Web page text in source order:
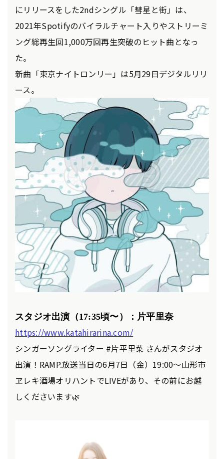
にリリースをした2ndシングル「彗星と街」は、
2021年Spotifyのバイラルチャート入りやストリーミ
ング総再生回1,000万回再生突破のヒット曲となっ
た。
新曲「東京ナイトロンリー」は5月29日デジタルリリ
ース。
スタジオ出演（17:35頃〜）：片平里奈
https://www.katahirarina.com/
シンガーソングライター #片平里菜 さんがスタジオ
出演！RAMP.放送当日の6月7日（金）19:00〜山形市
ヱレキ酒場オリハントでLIVEがあり、その前にお越
しくださいます🌿